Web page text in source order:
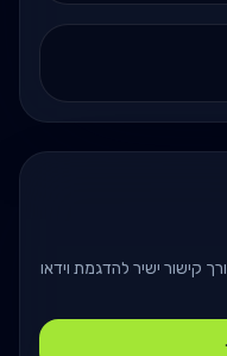
קישור ישיר להדגמת וידאו